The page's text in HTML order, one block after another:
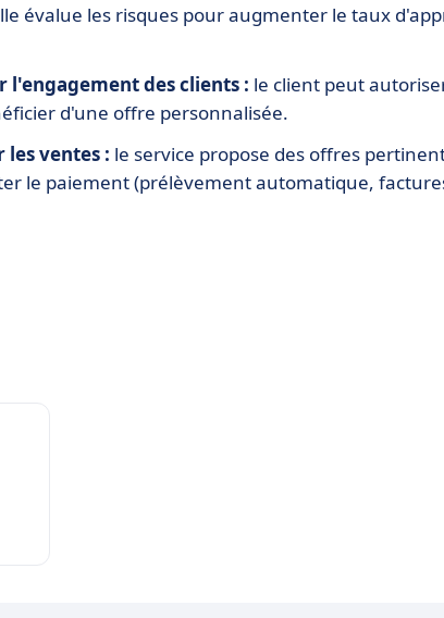
évalue les risques pour augmenter le taux
des clients : le client peut
d'une offre personnalisée.
ventes : le service propose des offres
le paiement (prélèvement automatique,